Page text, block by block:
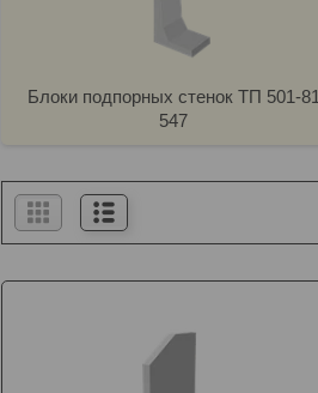
Блоки подпорных стенок ТП 501-81
547